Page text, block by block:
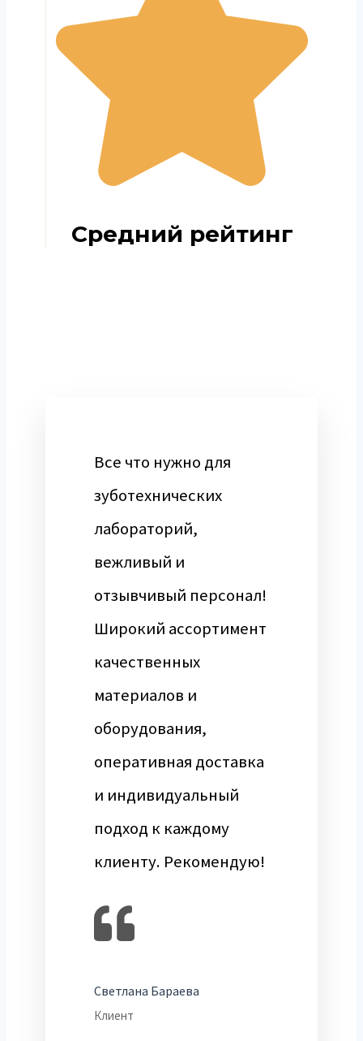
Средний рейтинг
Все что нужно для
зуботехнических
лабораторий,
вежливый и
отзывчивый персонал!
Широкий ассортимент
качественных
материалов и
оборудования,
оперативная доставка
и индивидуальный
подход к каждому
клиенту. Рекомендую!
Светлана Бараева
Клиент